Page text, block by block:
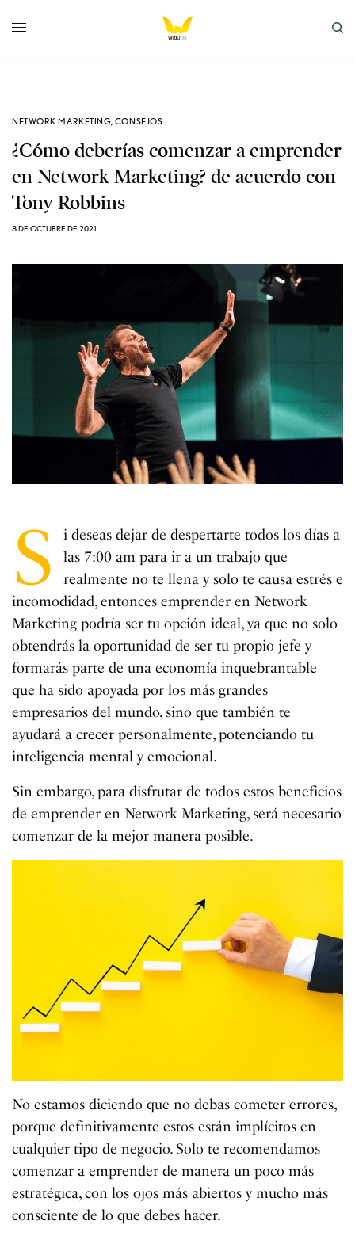
NETWORK MARKETING, CONSEJOS
¿Cómo deberías comenzar a emprender
en Network Marketing? de acuerdo con
Tony Robbins
8 DE OCTUBRE DE 2021
S
i deseas dejar de despertarte todos los días a
las 7:00 am para ir a un trabajo que
realmente no te llena y solo te causa estrés e
incomodidad, entonces emprender en Network
Marketing podría ser tu opción ideal, ya que no solo
obtendrás la oportunidad de ser tu propio jefe y
formarás parte de una economía inquebrantable
que ha sido apoyada por los más grandes
empresarios del mundo, sino que también te
ayudará a crecer personalmente, potenciando tu
inteligencia mental y emocional.
Sin embargo, para disfrutar de todos estos beneficios
de emprender en Network Marketing, será necesario
comenzar de la mejor manera posible.
No estamos diciendo que no debas cometer errores,
porque definitivamente estos están implícitos en
cualquier tipo de negocio. Solo te recomendamos
comenzar a emprender de manera un poco más
estratégica, con los ojos más abiertos y mucho más
consciente de lo que debes hacer.